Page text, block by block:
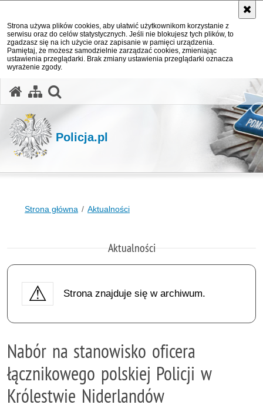
Strona używa plików cookies, aby ułatwić użytkownikom korzystanie z
serwisu oraz do celów statystycznych. Jeśli nie blokujesz tych plików, to
zgadzasz się na ich użycie oraz zapisanie w pamięci urządzenia.
Pamiętaj, że możesz samodzielnie zarządzać cookies, zmieniając
ustawienia przeglądarki. Brak zmiany ustawienia przeglądarki oznacza
wyrażenie zgody.
Policja.pl
Strona główna Aktualności
Aktualności
Strona znajduje się w archiwum.
Nabór na stanowisko oficera
łącznikowego polskiej Policji w
Królestwie Niderlandów